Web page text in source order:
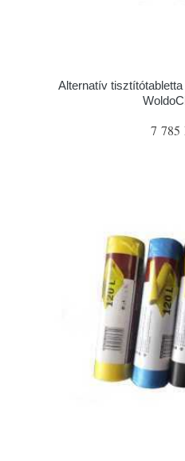
Alternatív
7 785